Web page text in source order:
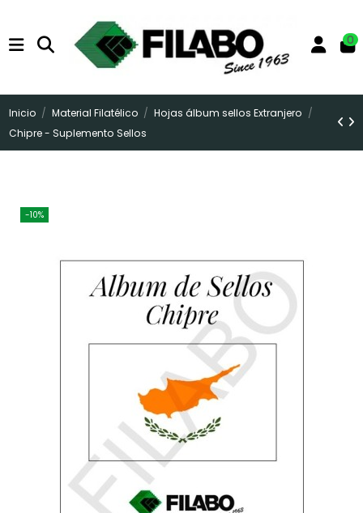
0
Inicio Material Filatélico
Hojas álbum sellos Extranjero
Chipre - Suplemento Sellos
-10%